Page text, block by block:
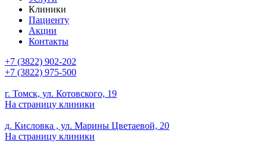
Клиники
Пациенту
Акции
Контакты
+7 (3822) 902-202
+7 (3822) 975-500
г. Томск, ул. Котовского, 19
На страницу клиники
д. Кисловка , ул. Марины Цветаевой, 20
На страницу клиники